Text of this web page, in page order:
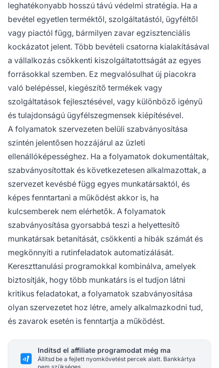
leghatékonyabb hosszú távú védelmi stratégia. Ha a
bevétel egyetlen terméktől, szolgáltatástól, ügyféltől
vagy piactól függ, bármilyen zavar egzisztenciális
kockázatot jelent. Több bevételi csatorna kialakításával
a vállalkozás csökkenti kiszolgáltatottságát az egyes
forrásokkal szemben. Ez megvalósulhat új piacokra
való belépéssel, kiegészítő termékek vagy
szolgáltatások fejlesztésével, vagy különböző igényű
és tulajdonságú ügyfélszegmensek kiépítésével.
A folyamatok szervezeten belüli szabványosítása
szintén jelentősen hozzájárul az üzleti
ellenállóképességhez. Ha a folyamatok dokumentáltak,
szabványosítottak és következetesen alkalmazottak, a
szervezet kevésbé függ egyes munkatársaktól, és
képes fenntartani a működést akkor is, ha
kulcsemberek nem elérhetők. A folyamatok
szabványosítása gyorsabbá teszi a helyettesítő
munkatársak betanítását, csökkenti a hibák számát és
megkönnyíti a rutinfeladatok automatizálását.
Kereszttanulási programokkal kombinálva, amelyek
biztosítják, hogy több munkatárs is el tudjon látni
kritikus feladatokat, a folyamatok szabványosítása
olyan szervezetet hoz létre, amely alkalmazkodni tud,
és zavarok esetén is fenntartja a működést.
Indítsd el affiliate programodat még ma
Állítsd be a fejlett nyomkövetést percek alatt. Bankkártya